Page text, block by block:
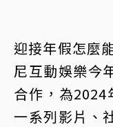
迎接年假怎麼
尼互動娛樂今
合作，為
一系列影片、